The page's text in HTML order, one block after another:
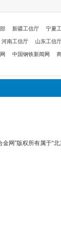
新疆工信厅 宁夏
河南工信厅 山东工信
中国钢铁新闻网
金网”版权所有属于“